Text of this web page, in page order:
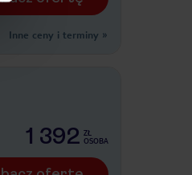
Inne ceny i terminy »
1 392 ZŁ
OSOBA